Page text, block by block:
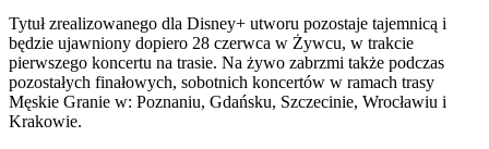
Tytuł zrealizowanego dla Disney+ utworu pozostaje tajemnicą i
będzie ujawniony dopiero 28 czerwca w Żywcu, w trakcie
pierwszego koncertu na trasie. Na żywo zabrzmi także podczas
pozostałych finałowych, sobotnich koncertów w ramach trasy
Męskie Granie w: Poznaniu, Gdańsku, Szczecinie, Wrocławiu i
Krakowie.